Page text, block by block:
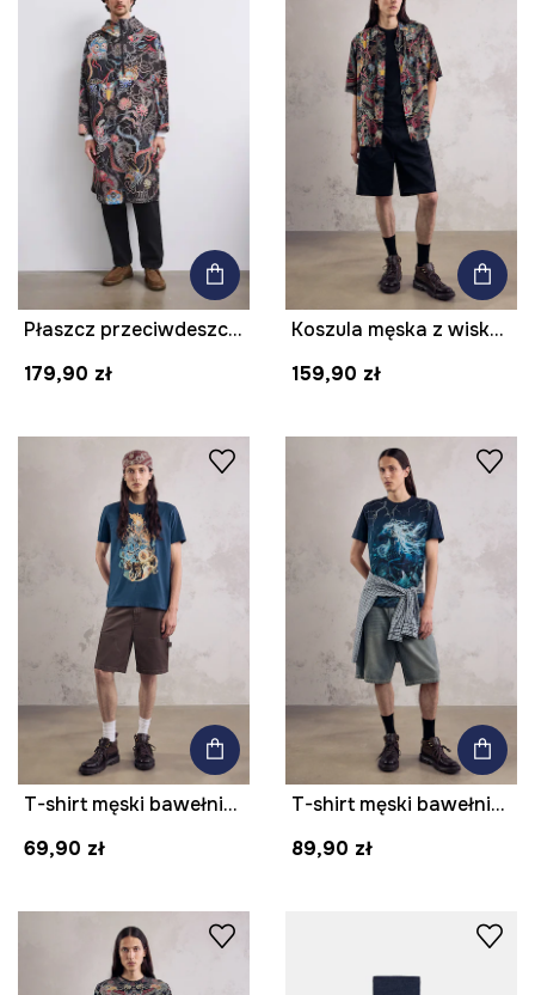
Płaszcz przeciwdeszczowy z kolekcji Mythical Creatures
179,90 zł
Koszula męska z wiskozy z kolekcji Mythical Creatures
159,90 zł
T-shirt męski bawełniany z nadrukiem z kolekcji Mythical Creatures
69,90 zł
T-shirt męski bawełniany z elastanem z kolekcji Mythical Creatures
89,90 zł